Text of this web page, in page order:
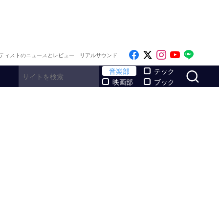
ィストのニュースとレビュー｜リアルサウンド Like on Facebook
Follow on x
Follow on
Follow
音楽部
映画部
テック
ブック